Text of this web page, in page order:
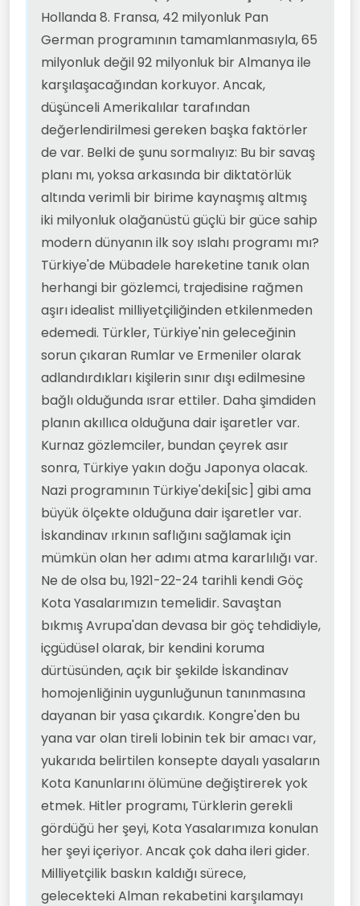
Hollanda 8. Fransa, 42 milyonluk Pan
German programının tamamlanmasıyla, 65
milyonluk değil 92 milyonluk bir Almanya ile
karşılaşacağından korkuyor. Ancak,
düşünceli Amerikalılar tarafından
değerlendirilmesi gereken başka faktörler
de var. Belki de şunu sormalıyız: Bu bir savaş
planı mı, yoksa arkasında bir diktatörlük
altında verimli bir birime kaynaşmış altmış
iki milyonluk olağanüstü güçlü bir güce sahip
modern dünyanın ilk soy ıslahı programı mı?
Türkiye'de Mübadele hareketine tanık olan
herhangi bir gözlemci, trajedisine rağmen
aşırı idealist milliyetçiliğinden etkilenmeden
edemedi. Türkler, Türkiye'nin geleceğinin
sorun çıkaran Rumlar ve Ermeniler olarak
adlandırdıkları kişilerin sınır dışı edilmesine
bağlı olduğunda ısrar ettiler. Daha şimdiden
planın akıllıca olduğuna dair işaretler var.
Kurnaz gözlemciler, bundan çeyrek asır
sonra, Türkiye yakın doğu Japonya olacak.
Nazi programının Türkiye'deki[sic] gibi ama
büyük ölçekte olduğuna dair işaretler var.
İskandinav ırkının saflığını sağlamak için
mümkün olan her adımı atma kararlılığı var.
Ne de olsa bu, 1921-22-24 tarihli kendi Göç
Kota Yasalarımızın temelidir. Savaştan
bıkmış Avrupa'dan devasa bir göç tehdidiyle,
içgüdüsel olarak, bir kendini koruma
dürtüsünden, açık bir şekilde İskandinav
homojenliğinin uygunluğunun tanınmasına
dayanan bir yasa çıkardık. Kongre'den bu
yana var olan tireli lobinin tek bir amacı var,
yukarıda belirtilen konsepte dayalı yasaların
Kota Kanunlarını ölümüne değiştirerek yok
etmek. Hitler programı, Türklerin gerekli
gördüğü her şeyi, Kota Yasalarımıza konulan
her şeyi içeriyor. Ancak çok daha ileri gider.
Milliyetçilik baskın kaldığı sürece,
gelecekteki Alman rekabetini karşılamayı